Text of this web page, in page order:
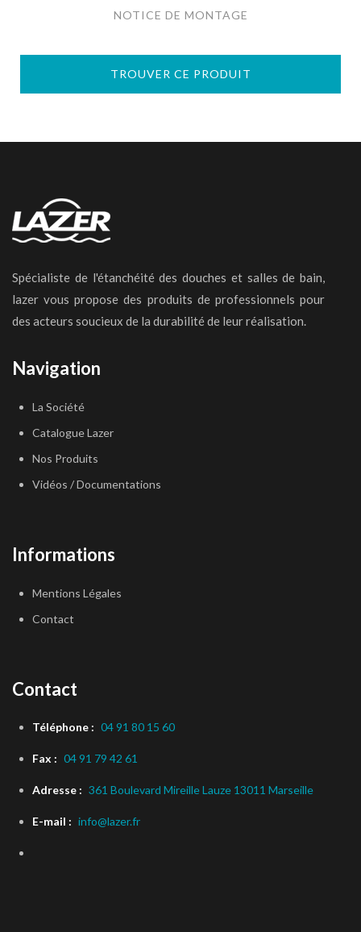
NOTICE DE MONTAGE
TROUVER CE PRODUIT
Spécialiste de l'étanchéité des douches et salles de bain,
lazer vous propose des produits de professionnels pour
des acteurs soucieux de la durabilité de leur réalisation.
Navigation
La Société
Catalogue Lazer
Nos Produits
Vidéos / Documentations
Informations
Mentions Légales
Contact
Contact
Téléphone : 04 91 80 15 60
Fax : 04 91 79 42 61
Adresse : 361 Boulevard Mireille Lauze 13011 Marseille
E-mail : info@lazer.fr